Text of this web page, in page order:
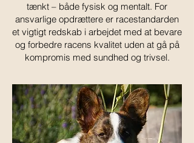
tænkt – både fysisk og mentalt. For
ansvarlige opdrættere er racestandarden
et vigtigt redskab i arbejdet med at bevare
og forbedre racens kvalitet uden at gå på
kompromis med sundhed og trivsel.